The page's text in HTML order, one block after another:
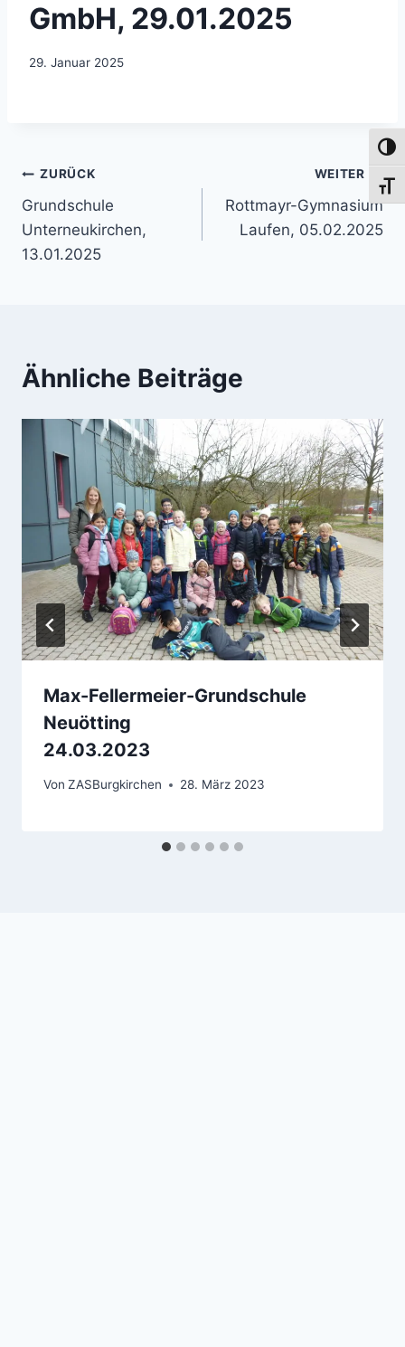
GmbH, 29.01.2025
29. Januar 2025
Beitragsnavigation
ZURÜCK
Grundschule
Unterneukirchen,
13.01.2025
WEITER
Rottmayr-Gymnasium
Laufen, 05.02.2025
Ähnliche Beiträge
Max-Fellermeier-Grundschule
Neuötting
24.03.2023
Von ZASBurgkirchen 28. März 2023